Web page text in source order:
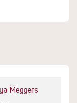
Meggers